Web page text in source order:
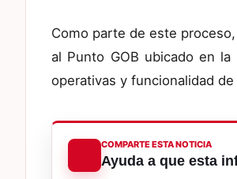
Como parte de este
al Punto GOB ubicado en
operativas y funcionalidad
COMPARTE ESTA NOTICIA
Ayuda a que esta